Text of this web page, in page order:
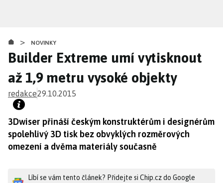
obsahu
> NOVINKY
Builder Extreme umí vytisknout
až 1,9 metru vysoké objekty
redakce29.10.2015
3Dwiser přináší českým konstruktérům i designérům
spolehlivý 3D tisk bez obvyklých rozměrových
omezení a dvěma materiály současně
Líbí se vám tento článek? Přidejte si Chip.cz do Google